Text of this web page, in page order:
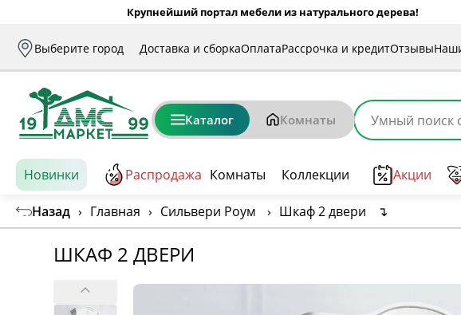
Крупнейший портал мебели из натурального дерева!
Выберите город Доставка и сборкаОплатаРассрочка и кредитОтзывы
Каталог Комнаты
Новинки Распродажа Комнаты Коллекции Акции
Назад › Главная › Сильвери Роум › Шкаф 2 двери ↴
ШКАФ 2 ДВЕРИ